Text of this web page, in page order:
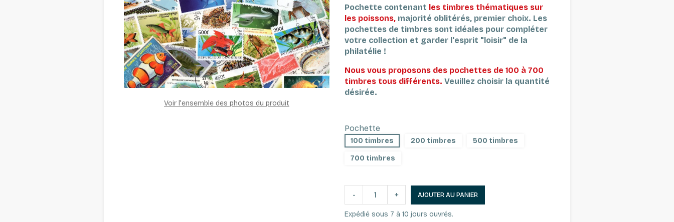
Voir l'ensemble des photos du produit
Pochette contenant les timbres thématiques sur
les poissons, majorité oblitérés, premier choix. Les
pochettes de timbres sont idéales pour compléter
votre collection et garder l'esprit "loisir" de la
philatélie !
Nous vous proposons des pochettes de 100 à 700
timbres tous différents. Veuillez choisir la quantité
désirée.
Pochette
100 timbres 200 timbres 500 timbres
700 timbres
- + AJOUTER AU PANIER
Expédié sous 7 à 10 jours ouvrés.